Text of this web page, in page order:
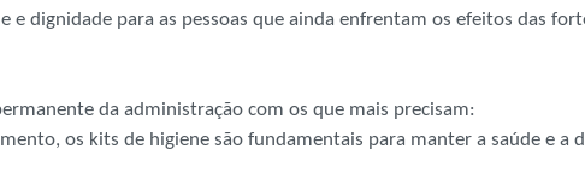
dignidade para as pessoas que ainda enfrentam os efeitos das
da administração com os que mais precisam:
os kits de higiene são fundamentais para manter a saúde e a